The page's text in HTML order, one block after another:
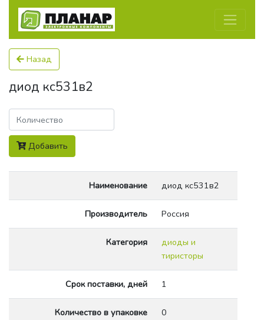
Назад
диод кс531в2
Количество
Добавить
Наименование диод кс531в2
Производитель Россия
Категория
диоды и
тиристоры
Срок поставки, дней 1
Количество в упаковке 0